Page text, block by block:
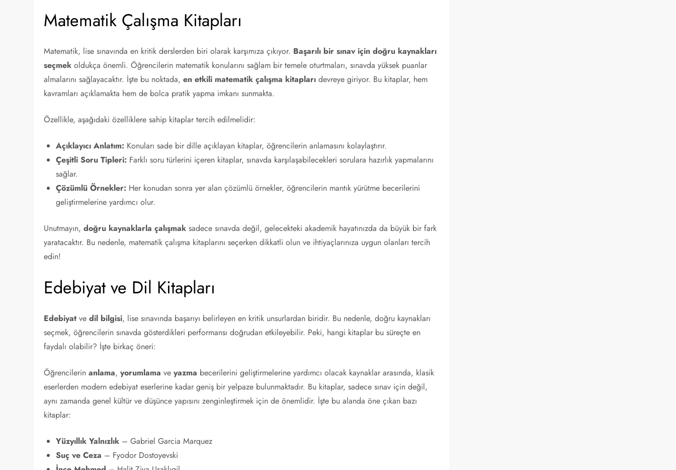
Matematik Çalışma Kitapları
Matematik, lise sınavında en kritik derslerden biri olarak karşımıza çıkıyor. Başarılı bir sınav için doğru kaynakları
seçmek oldukça önemli. Öğrencilerin matematik konularını sağlam bir temele oturtmaları, sınavda yüksek puanlar
almalarını sağlayacaktır. İşte bu noktada,en etkili matematik çalışma kitapları devreye giriyor. Bu kitaplar, hem
kavramları açıklamakta hem de bolca pratik yapma imkanı sunmakta.
Özellikle, aşağıdaki özelliklere sahip kitaplar tercih edilmelidir:
Açıklayıcı Anlatım: Konuları sade bir dille açıklayan kitaplar, öğrencilerin anlamasını kolaylaştırır.
Çeşitli Soru Tipleri: Farklı soru türlerini içeren kitaplar, sınavda karşılaşabilecekleri sorulara hazırlık yapmalarını
sağlar.
Çözümlü Örnekler: Her konudan sonra yer alan çözümlü örnekler, öğrencilerin mantık yürütme becerilerini
geliştirmelerine yardımcı olur.
Unutmayın,doğru kaynaklarla çalışmak sadece sınavda değil, gelecekteki akademik hayatınızda da büyük bir fark
yaratacaktır. Bu nedenle, matematik çalışma kitaplarını seçerken dikkatli olun ve ihtiyaçlarınıza uygun olanları tercih
edin!
Edebiyat ve Dil Kitapları
Edebiyat vedil bilgisi, lise sınavında başarıyı belirleyen en kritik unsurlardan biridir. Bu nedenle, doğru kaynakları
seçmek, öğrencilerin sınavda gösterdikleri performansı doğrudan etkileyebilir. Peki, hangi kitaplar bu süreçte en
faydalı olabilir? İşte birkaç öneri:
Öğrencilerinanlama,yorumlama veyazma becerilerini geliştirmelerine yardımcı olacak kaynaklar arasında, klasik
eserlerden modern edebiyat eserlerine kadar geniş bir yelpaze bulunmaktadır. Bu kitaplar, sadece sınav için değil,
aynı zamanda genel kültür ve düşünce yapısını zenginleştirmek için de önemlidir. İşte bu alanda öne çıkan bazı
kitaplar:
Yüzyıllık Yalnızlık – Gabriel Garcia Marquez
Suç ve Ceza – Fyodor Dostoyevski